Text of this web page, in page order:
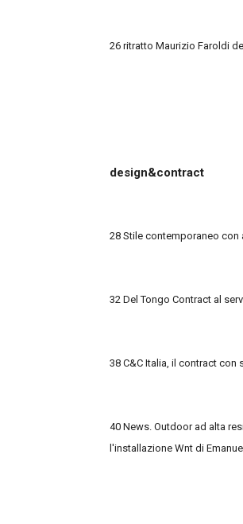
26 ritratto Maurizio Faroldi
design&contract
28 Stile contemporaneo con
32 Del Tongo Contract al
38 C&C Italia, il contract con
40 News. Outdoor ad alta
l'installazione Wnt di